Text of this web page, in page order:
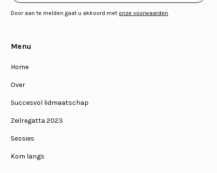
Door aan te melden gaat u akkoord met onze voorwaarden
Menu
Home
Over
Succesvol lidmaatschap
Zeilregatta 2023
Sessies
Kom langs